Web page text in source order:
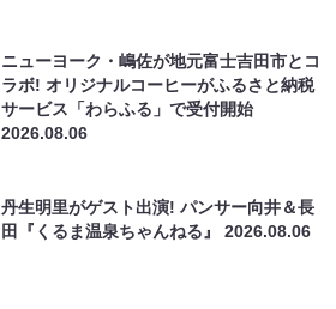
ニューヨーク・嶋佐が地元富士吉田市とコ
ラボ! オリジナルコーヒーがふるさと納税
サービス「わらふる」で受付開始
2026.08.06
丹生明里がゲスト出演! パンサー向井＆長
田『くるま温泉ちゃんねる』2026.08.06